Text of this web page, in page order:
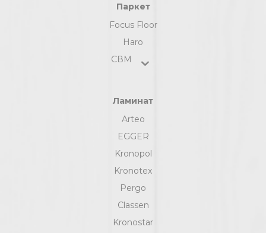
Паркет
Focus Floor
Haro
СВМ
Ламинат
Arteo
EGGER
Kronopol
Kronotex
Pergo
Classen
Kronostar